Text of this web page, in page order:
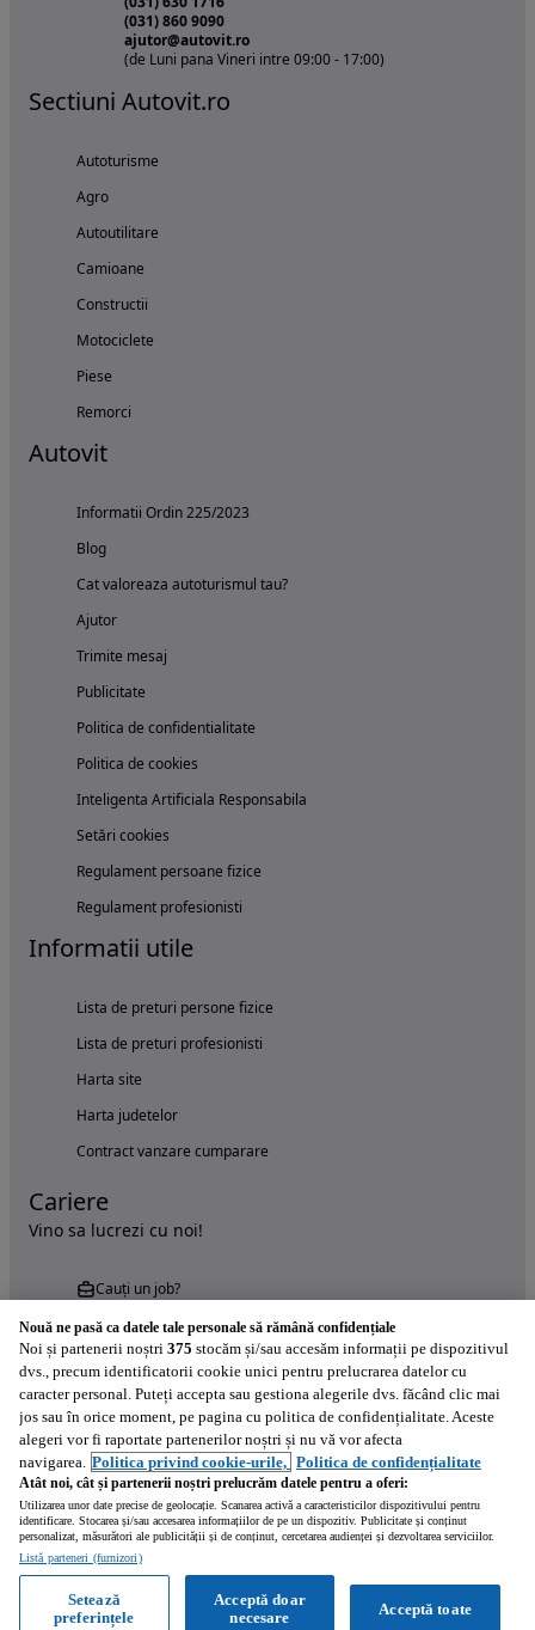
(031) 860 9090
ajutor@autovit.ro
(de Luni pana Vineri intre 09:00 - 17:00)
Sectiuni Autovit.ro
Autoturisme
Agro
Autoutilitare
Camioane
Constructii
Motociclete
Piese
Remorci
Autovit
Informatii Ordin 225/2023
Blog
Cat valoreaza autoturismul tau?
Ajutor
Trimite mesaj
Publicitate
Politica de confidentialitate
Politica de cookies
Inteligenta Artificiala Responsabila
Setări cookies
Regulament persoane fizice
Regulament profesionisti
Informatii utile
Lista de preturi persone fizice
Lista de preturi profesionisti
Harta site
Harta judetelor
Contract vanzare cumparare
Cariere
Vino sa lucrezi cu noi!
Cauți un job?
Încearcă acum aplicația Autovit.ro
Nouă ne pasă ca datele tale personale să rămână confidențiale
Noi și partenerii noștri 375 stocăm și/sau accesăm informații pe dispozitivul
dvs., precum identificatorii cookie unici pentru prelucrarea datelor cu
caracter personal. Puteți accepta sau gestiona alegerile dvs. făcând clic mai
jos sau în orice moment, pe pagina cu politica de confidențialitate. Aceste
alegeri vor fi raportate partenerilor noștri și nu vă vor afecta
navigarea. Politica privind cookie-urile, Politica de confidențialitate
Atât noi, cât și partenerii noștri prelucrăm datele pentru a oferi:
Utilizarea unor date precise de geolocație. Scanarea activă a caracteristicilor dispozitivului pentru
identificare. Stocarea și/sau accesarea informațiilor de pe un dispozitiv. Publicitate și conținut
personalizat, măsurători ale publicității și de conținut, cercetarea audienței și dezvoltarea serviciilor.
Listă parteneri (furnizori)
Acceptă toate
Acceptă doar
necesare
Setează
preferințele